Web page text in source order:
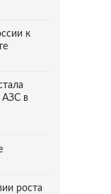
к
АЗС в
роста